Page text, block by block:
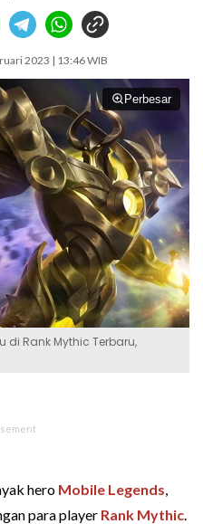
2023 | 13:46 WIB
Perbesar
di Rank Mythic Terbaru,
hero Mobile Legends,
para player Rank Mythic.